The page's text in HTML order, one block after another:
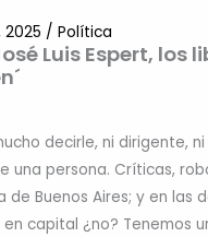
Luis Espert, los
/ Política
decirle, ni dirigente,
una persona. Críticas,
de Buenos Aires; y en las
en capital ¿no? Tenemos